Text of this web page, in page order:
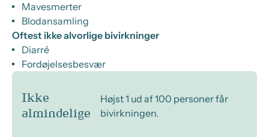
Mavesmerter
Blodansamling
Oftest ikke alvorlige bivirkninger
Diarré
Fordøjelsesbesvær
Ikke
almindelige
Højst 1 ud af 100 personer får
bivirkningen.